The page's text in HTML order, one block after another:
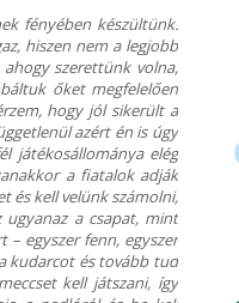
fényében készültünk.
hiszen nem a legjobb
szerettünk volna,
őket megfelelően
hogy jól sikerült a
azért én is úgy
játékosállománya elég
a fiatalok adják
és kell velünk számolni,
ugyanaz a csapat, mint
– egyszer fenn, egyszer
kudarcot és tovább tud
kell játszani, így